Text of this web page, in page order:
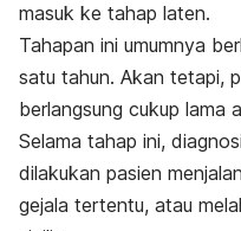
masuk ke tahap laten.
Tahapan ini umumnya
satu tahun. Akan tetapi,
berlangsung cukup lama
Selama tahap ini,
dilakukan pasien
gejala tertentu, atau